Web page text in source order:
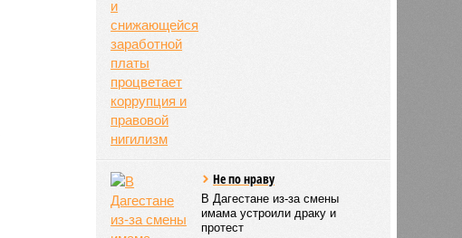
Не по нраву
В Дагестане из-за смены
имама устроили драку и
протест